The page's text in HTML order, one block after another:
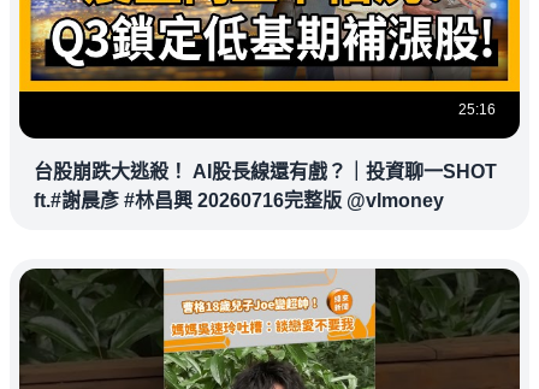
25:16
台股崩跌大逃殺！ AI股長線還有戲？｜投資聊一SHOT
ft.#謝晨彥 #林昌興 20260716完整版 @vlmoney